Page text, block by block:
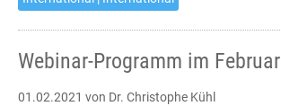
Webinar-Programm im Februar
01.02.2021 von Dr. Christophe Kühl